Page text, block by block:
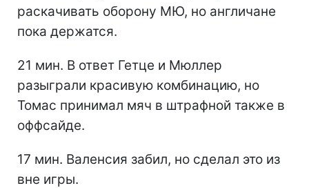
раскачивать оборону МЮ, но англичане
пока держатся.
21 мин. В ответ Гетце и Мюллер
разыграли красивую комбинацию, но
Томас принимал мяч в штрафной также в
оффсайде.
17 мин. Валенсия забил, но сделал это из
вне игры.